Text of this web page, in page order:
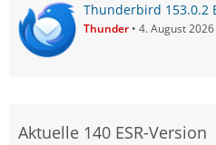
Thunderbird 153.0.2
Thunder 4. August
Aktuelle 140 ESR-Version